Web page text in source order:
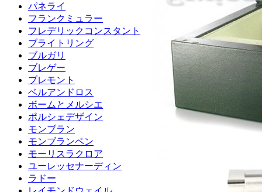
パネライ
フランクミュラー
フレデリックコンスタント
ブライトリング
ブルガリ
ブレゲー
ブレモント
ベルアンドロス
ボームとメルシエ
ポルシェデザイン
モンブラン
モンブランペン
モーリスラクロア
ユーレッセナーディン
ラドー